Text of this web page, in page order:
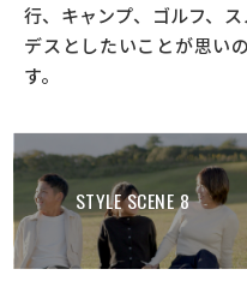
行、キャンプ、ゴルフ、
デスとしたいことが思い
す。
STYLE SCENE 8